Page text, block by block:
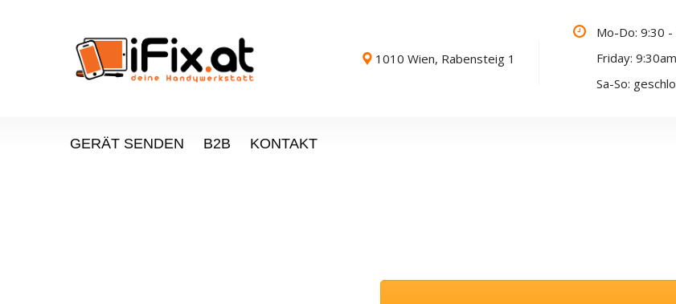
1010 Wien, Rabensteig 1
Mo-Do: 9:30 -
Friday:
Sa-So:
GERÄT SENDEN B2B KONTAKT